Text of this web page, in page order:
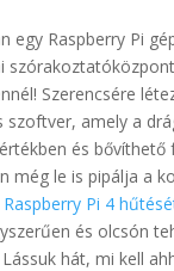
egy Raspberry Pi
Szerencsére
szoftver, amely a
és bővíthető
még le is pipálja a
Raspberry Pi 4
és olcsón
hát, mi kell